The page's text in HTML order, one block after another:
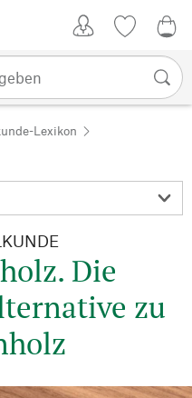
Lexikon
Die
zu